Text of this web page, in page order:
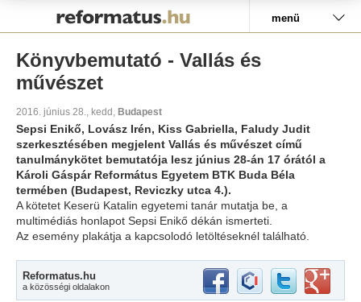
menü
Könyvbemutató - Vallás és
művészet
2016. június 28., kedd, Budapest
Sepsi Enikő, Lovász Irén, Kiss Gabriella, Faludy Judit
szerkesztésében megjelent Vallás és művészet című
tanulmánykötet bemutatója lesz június 28-án 17 órától a
Károli Gáspár Református Egyetem BTK Buda Béla
termében (Budapest, Reviczky utca 4.).
A kötetet Keserü Katalin egyetemi tanár mutatja be, a
multimédiás honlapot Sepsi Enikő dékán ismerteti.
Az esemény plakátja a kapcsolodó letöltéseknél található.
Reformatus.hu
a közösségi oldalakon